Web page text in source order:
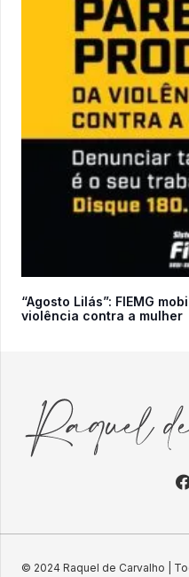
“Agosto Lilás”: FIEMG
violência contra a mulher
© 2024 Raquel de Carvalho |